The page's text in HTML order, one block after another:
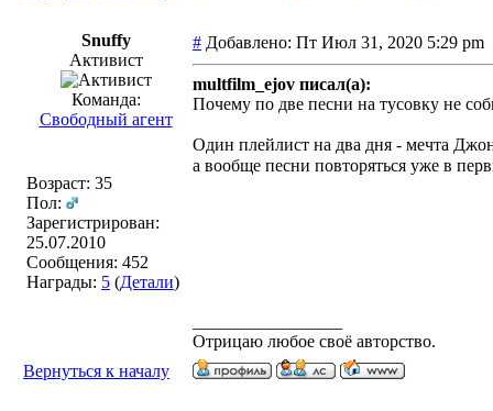
Snuffy
Активист
Команда:
Свободный агент
Возраст: 35
Пол:
Зарегистрирован:
25.07.2010
Сообщения: 452
Награды: 5 (Детали)
# Добавлено: Пт Июл 31, 2020 5:29
multfilm_ejov писал(а):
Почему по две песни на тусовку не
Один плейлист на два дня - мечта
а вообще песни повторяться уже в
Отрицаю любое своё авторство.
Вернуться к началу